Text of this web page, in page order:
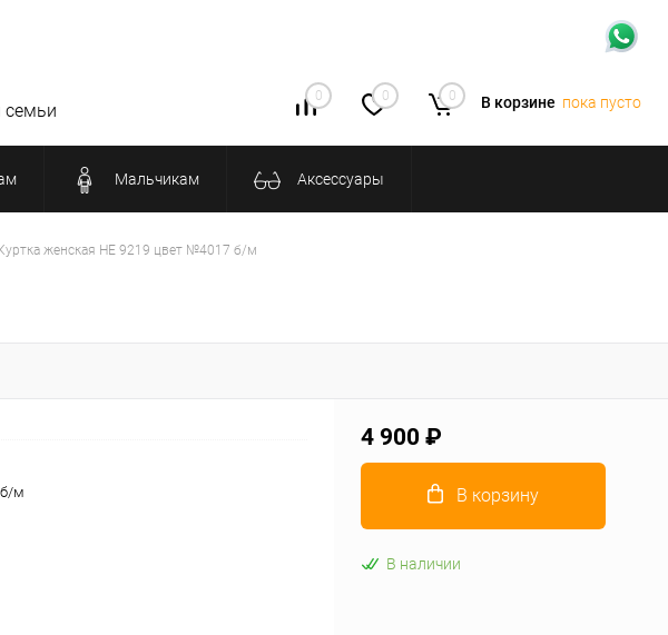
0 0 0 В корзине пока пусто
семьи
Мальчикам Аксессуары
Куртка женская HE 9219 цвет №4017 б/м
б/м
4 900 ₽
В корзину
В наличии